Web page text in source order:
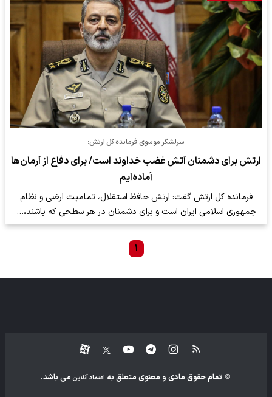
سرلشگر موسوی فرمانده کل ارتش:
ارتش برای دشمنان آتش غضب خداوند است/ برای دفاع از آرمان‌ها
آماده‌ایم
فرمانده کل ارتش گفت: ارتش حافظ استقلال، تمامیت ارضی و نظام
جمهوری اسلامی ایران است و برای دشمنان در هر سطحی که باشند،…
۱
تمام حقوق مادی و معنوی متعلق به اعتماد آنلاین می باشد.